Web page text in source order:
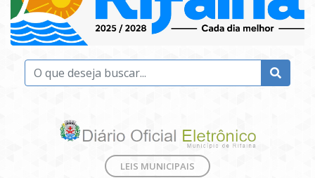
LEIS MUNICIPAIS